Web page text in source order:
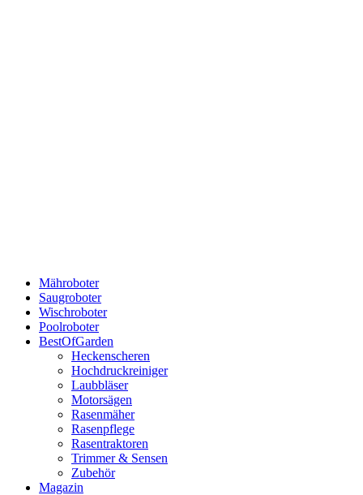
Mähroboter
Saugroboter
Wischroboter
Poolroboter
BestOfGarden
Heckenscheren
Hochdruckreiniger
Laubbläser
Motorsägen
Rasenmäher
Rasenpflege
Rasentraktoren
Trimmer & Sensen
Zubehör
Magazin